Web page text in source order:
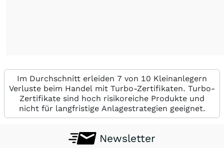
Im Durchschnitt erleiden 7 von 10 Kleinanlegern
Verluste beim Handel mit Turbo-Zertifikaten. Turbo-
Zertifikate sind hoch risikoreiche Produkte und
nicht für langfristige Anlagestrategien geeignet.
Newsletter